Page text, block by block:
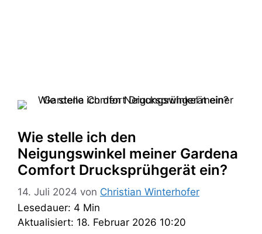
Wie stelle ich den
Neigungswinkel meiner Gardena
Comfort Drucksprühgerät ein?
14. Juli 2024 von Christian Winterhofer
Lesedauer: 4 Min
Aktualisiert: 18. Februar 2026 10:20